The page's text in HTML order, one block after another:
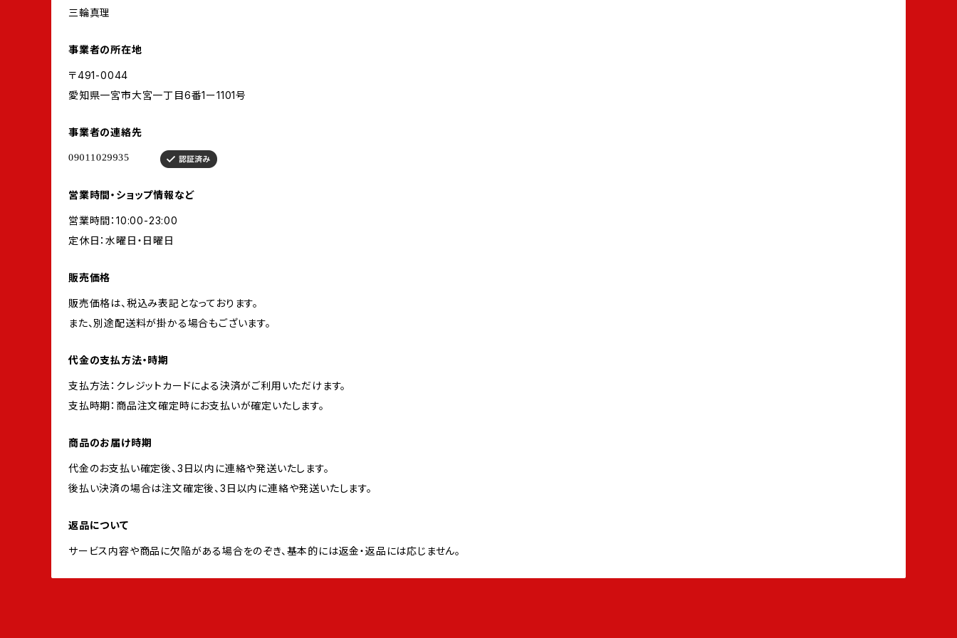
三輪真理
事業者の所在地
〒491-0044
愛知県一宮市大宮一丁目6番1ー1101号
事業者の連絡先
営業時間・ショップ情報など
営業時間：10:00-23:00
定休日：水曜日・日曜日
販売価格
販売価格は、税込み表記となっております。
また、別途配送料が掛かる場合もございます。
代金の支払方法・時期
支払方法：クレジットカードによる決済がご利用いただけます。
支払時期：商品注文確定時にお支払いが確定いたします。
商品のお届け時期
代金のお支払い確定後、3日以内に連絡や発送いたします。
後払い決済の場合は注文確定後、3日以内に連絡や発送いたします。
返品について
サービス内容や商品に欠陥がある場合をのぞき、基本的には返金・返品には応じません。